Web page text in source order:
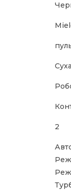
2